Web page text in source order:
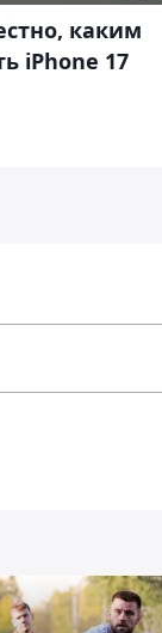
каким
iPhone 17